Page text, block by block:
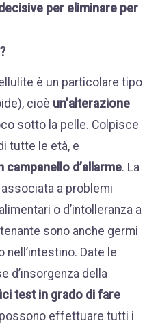
per eliminare per
?
è un particolare tipo
cioè un’alterazione
sotto la pelle. Colpisce
tutte le età, e
campanello d’allarme. La
a problemi
o d’intolleranza a
Date le
d’insorgenza della
test in grado di fare
effettuare tutti i